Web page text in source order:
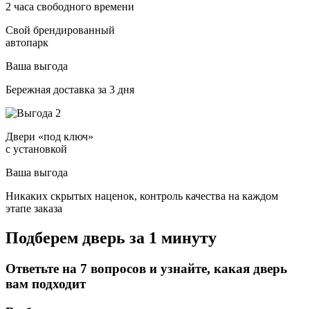
2 часа свободного времени
Свой брендированный
автопарк
Ваша выгода
Бережная доставка за 3 дня
Двери «под ключ»
с установкой
Ваша выгода
Никаких скрытых наценок, контроль качества на каждом
этапе заказа
Подберем дверь за 1 минуту
Ответьте на 7 вопросов и узнайте, какая дверь
вам подходит